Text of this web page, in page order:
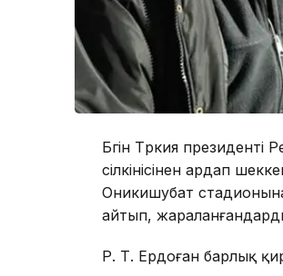
Бүгін Түркия
сілкінісінен ардап
Оникишубат
айтып,
Р. Т. Ердоған барлық